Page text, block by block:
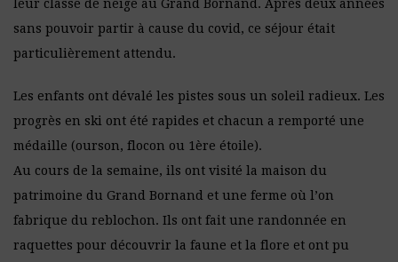
leur classe de neige au Grand Bornand. Après deux années
sans pouvoir partir à cause du covid, ce séjour était
particulièrement attendu.
Les enfants ont dévalé les pistes sous un soleil radieux. Les
progrès en ski ont été rapides et chacun a remporté une
médaille (ourson, flocon ou 1ère étoile).
Au cours de la semaine, ils ont visité la maison du
patrimoine du Grand Bornand et une ferme où l’on
fabrique du reblochon. Ils ont fait une randonnée en
raquettes pour découvrir la faune et la flore et ont pu